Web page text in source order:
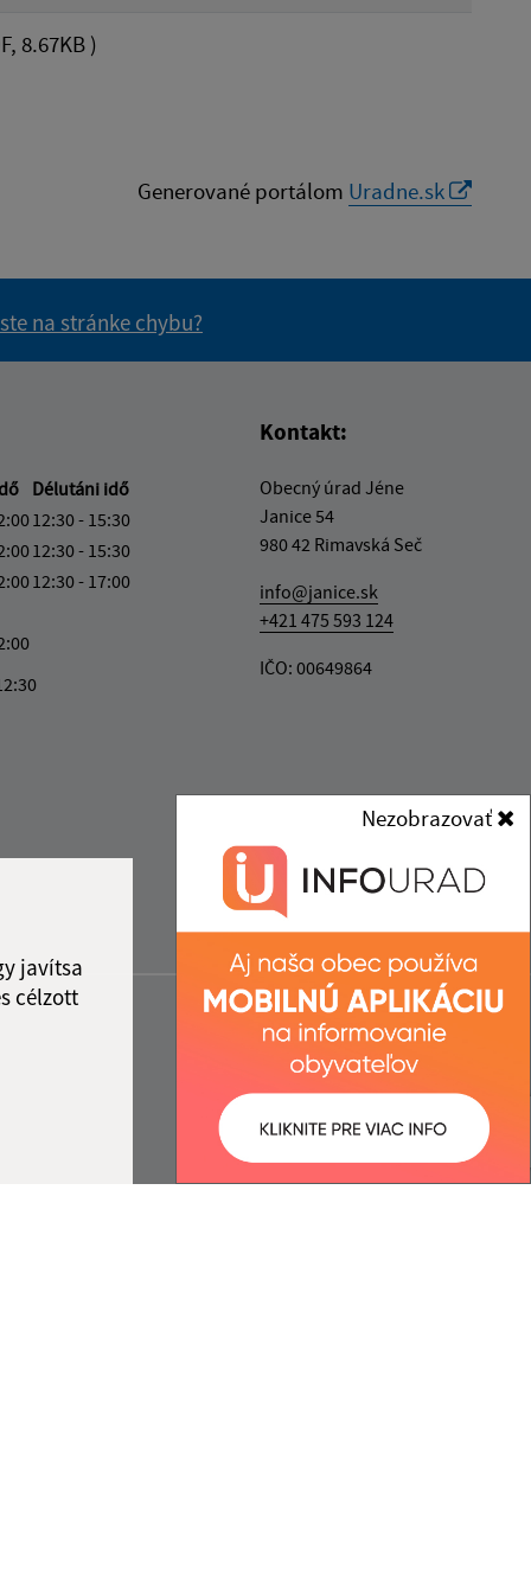
javítsa
célzott
Nezobrazovať
8.67KB )
Generované portálom Uradne.sk
na stránke chybu?
Délutáni idő
12:30 - 15:30
12:30 - 15:30
12:30 - 17:00
Kontakt:
Obecný úrad Jéne
Janice 54
980 42 Rimavská Seč
info@janice.sk
+421 475 593 124
IČO: 00649864